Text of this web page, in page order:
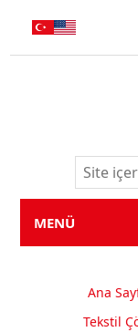
MENÜ
Ana
Tekstil